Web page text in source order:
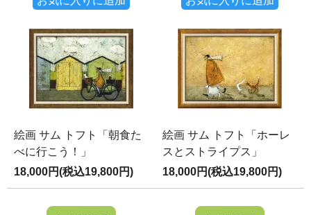
絵画 サム トフト「朝食た
べに行こう！」
18,000円(税込19,800円)
絵画 サム トフト「ホーレ
スとストライプス」
18,000円(税込19,800円)